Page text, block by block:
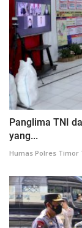
Panglima TNI
yang...
Humas Polres Timor